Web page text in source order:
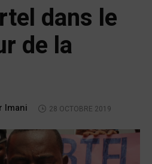
dans le
de la
Imani 28 OCTOBRE 2019